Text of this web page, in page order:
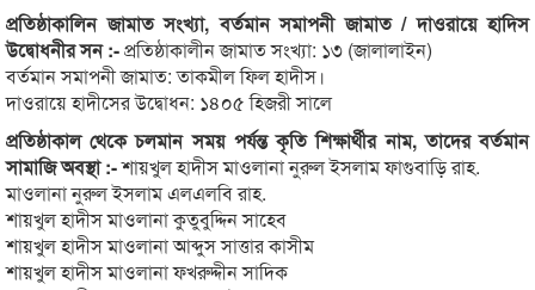
প্রতিষ্ঠাকালিন জামাত সংখ্যা, বর্তমান সমাপনী জামাত / দাওরায়ে হাদিস
উদ্বোধনীর সন :-প্রতিষ্ঠাকালীন জামাত সংখ্যা: ১৩ (জালালাইন)
বর্তমান সমাপনী জামাত: তাকমীল ফিল হাদীস।
দাওরায়ে হাদীসের উদ্বোধন: ১৪০৫ হিজরী সালে
প্রতিষ্ঠাকাল থেকে চলমান সময় পর্যন্ত কৃতি শিক্ষার্থীর নাম, তাদের বর্তমান
সামাজি অবস্থা :-শায়খুল হাদীস মাওলানা নুরুল ইসলাম ফাগুবাড়ি রাহ.
মাওলানা নুরুল ইসলাম এলএলবি রাহ.
শায়খুল হাদীস মাওলানা কুতুবুদ্দিন সাহেব
শায়খুল হাদীস মাওলানা আব্দুস সাত্তার কাসীম
শায়খুল হাদীস মাওলানা ফখরুদ্দীন সাদিক